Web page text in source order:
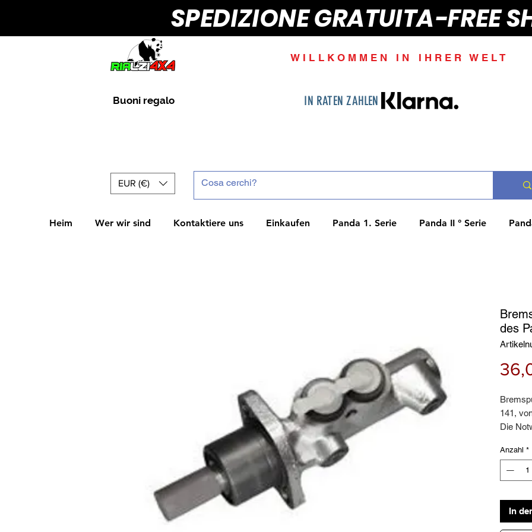
SPEDIZIONE GRATUITA-FREE
Buoni regalo
WILLKOMMEN IN IHRER WELT
IN RATEN ZAHLEN
EUR (€)
Heim Wer wir sind Kontaktiere uns Einkaufen Panda 1. Serie Panda II ° Serie
des
141,
Die
Dies
Anzahl *
In